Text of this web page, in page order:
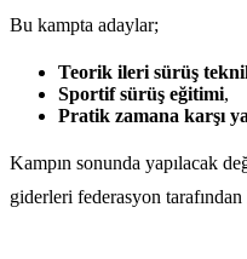
Bu kampta adaylar;
Teorik ileri sürüş
Sportif sürüş eğitimi,
Pratik zamana karşı
Kampın sonunda yapılacak
giderleri federasyon tarafından